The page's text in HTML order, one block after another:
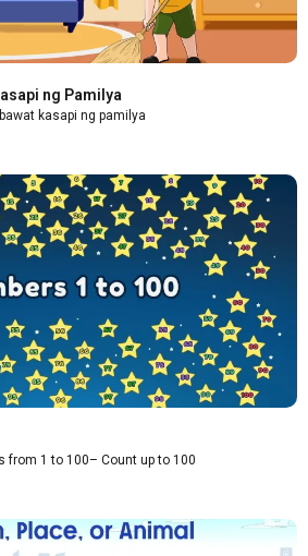
ng Pamilya
kasapi ng pamilya
from 1 to 100– Count up to 100